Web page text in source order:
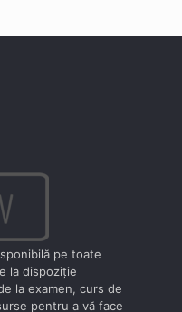
pe toate
la dispoziţie
la examen, curs de
pentru a vă face